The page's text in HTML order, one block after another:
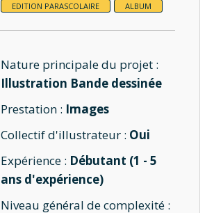
EDITION PARASCOLAIRE ALBUM
Nature principale du projet :
Illustration Bande dessinée
Prestation : Images
Collectif d'illustrateur : Oui
Expérience : Débutant (1 - 5
ans d'expérience)
Niveau général de complexité :